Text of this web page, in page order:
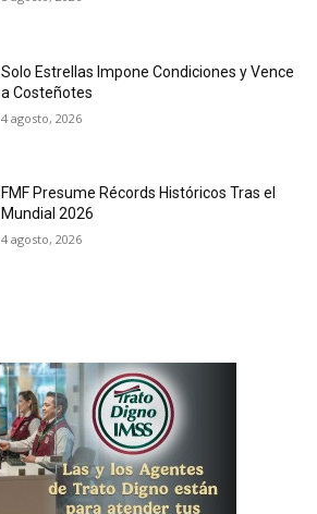
Solo Estrellas Impone Condiciones y Vence
a Costeñotes
4 agosto, 2026
FMF Presume Récords Históricos Tras el
Mundial 2026
4 agosto, 2026